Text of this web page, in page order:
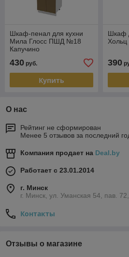
Шкаф-пенал для кухни
Мила Глосс ПШД №18
Капучино
430 руб.
Купить
Шкаф
390
О нас
Рейтинг не сформирован
Менее 5 отзывов за последний
Компания продает на Deal.by
Работает с 23.01.2014
г. Минск
г. Минск, ул. Уманская 54, пав.
Контакты
Отзывы о магазине